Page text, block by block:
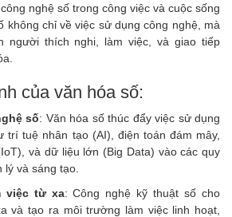
nghệ số trong công việc và cuộc sống
không chỉ về việc sử dụng công nghệ, mà
người thích nghi, làm việc, và giao tiếp
của văn hóa số:
số: Văn hóa số thúc đẩy việc sử dụng
trí tuệ nhân tạo (AI), điện toán đám mây,
và dữ liệu lớn (Big Data) vào các quy
và sáng tạo.
việc từ xa: Công nghệ kỹ thuật số cho
và tạo ra môi trường làm việc linh hoạt,